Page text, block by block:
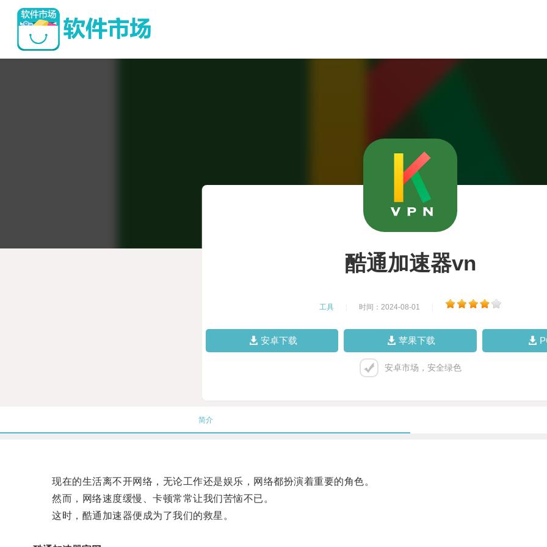
酷通加速器vn
工具 时间：2024-08-01
安卓下载 苹果下载
安卓市场，安全绿色
简介
现在的生活离不开网络，无论工作还是娱乐，网络都扮演着重要的角色。
然而，网络速度缓慢、卡顿常常让我们苦恼不已。
这时，酷通加速器便成为了我们的救星。